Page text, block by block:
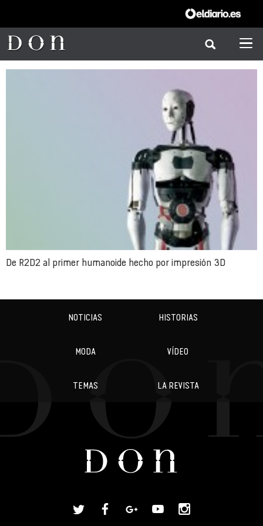
De R2D2 al primer humanoide hecho por impresión 3D
NOTICIAS HISTORIAS
MODA VÍDEO
TEMAS LA REVISTA